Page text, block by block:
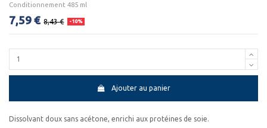
Conditionnement 485 ml
7,59 € 8,43 € -10%
Ajouter au panier
Dissolvant doux sans acétone, enrichi aux protéines de soie.